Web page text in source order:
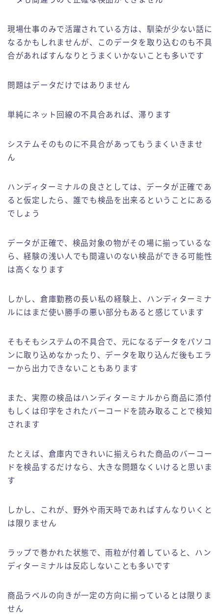
現場仕事のみで活躍されている方は、馴染が少ない話に
なるかもしれませんが、このデータを取り込むのも不具
合があればすんなりとうまくいかないことも多いです
問題はデータだけではありません
単純にネット回線の不具合あれば、滞ります
システムそのものに不具合があってもうまくいきませ
ん
ハンディターミナルの良さとしては、データが正確であ
ると仮定したら、誰でも検品を出来るということにある
でしょう
データが正確で、検品対象の物がその場に揃っているな
ら、経験の浅い人でも間違いのない検品ができる可能性
は高くなります
しかし、倉庫勤務の長い私の経験上、ハンディターミナ
ルにはまだ使い勝手の悪い部分もあると感じています
そもそもシステムの不具合で、元になるデータをパソコ
ンに取り込めなかったり、データを取り込んだ後もエラ
ーから出力できないこともあります
また、実際の検品はハンディターミナルから商品に添付
もしくは印字をされたバーコードを読み取ることで検知
されます
たとえば、倉庫内できれいに揃えられた商品のバーコー
ドを検品するだけなら、大きな問題なくいけると思いま
す
しかし、これが、野外や雨天時であればすんなりいくと
は限りません
ラップで巻かれた状態で、雨粒が付着していると、ハン
ディターミナルは反応しないことも多いです
商品ラベルの向きが一定の方向に揃っているとは限りま
せん